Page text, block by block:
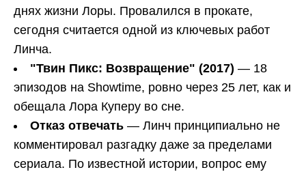
днях жизни Лоры. Провалился в прокате,
сегодня считается одной из ключевых работ
Линча.
"Твин Пикс: Возвращение" (2017) — 18
эпизодов на Showtime, ровно через 25 лет, как и
обещала Лора Куперу во сне.
Отказ отвечать — Линч принципиально не
комментировал разгадку даже за пределами
сериала. По известной истории, вопрос ему